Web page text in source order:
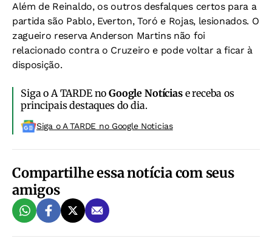
Além de Reinaldo, os outros desfalques certos para a
partida são Pablo, Everton, Toró e Rojas, lesionados. O
zagueiro reserva Anderson Martins não foi
relacionado contra o Cruzeiro e pode voltar a ficar à
disposição.
Siga o A TARDE noGoogle Notíciase receba os
principais destaques do dia.
Siga o A TARDE no Google Noticias
Compartilhe essa notícia com seus
amigos